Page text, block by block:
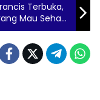
Terbuka,
Mau Sehat